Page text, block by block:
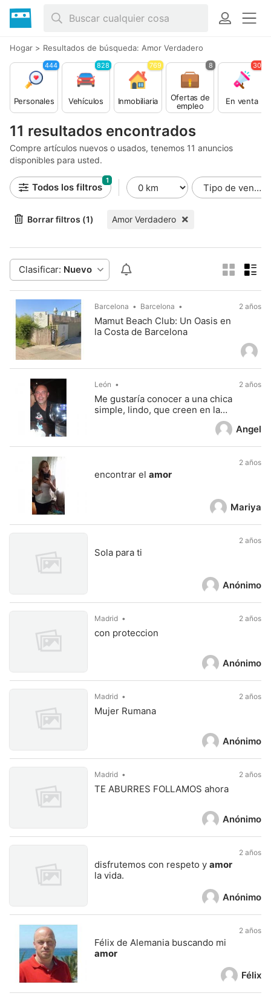
Hogar > Resultados de búsqueda: Amor Verdadero
11 resultados encontrados
Compre artículos nuevos o usados, tenemos 11 anuncios
disponibles para usted.
Personales
444
Vehículos
828
Inmobiliaria
769
Ofertas de
empleo
8
En venta
305
Todos los filtros
1
Borrar filtros (1) Amor Verdadero
Clasificar: Nuevo
Barcelona Barcelona 2 años
Mamut Beach Club: Un Oasis en
la Costa de Barcelona
Angel
León 2 años
Me gustaría conocer a una chica
simple, lindo, que creen en la
Mariya
2 años
encontrar el amor
Anónimo
2 años
Sola para ti
Anónimo
Madrid 2 años
con proteccion
Anónimo
Madrid 2 años
Mujer Rumana
Anónimo
Madrid 2 años
TE ABURRES FOLLAMOS ahora
Anónimo
2 años
disfrutemos con respeto y amor
la vida.
Félix
2 años
Félix de Alemania buscando mi
amor